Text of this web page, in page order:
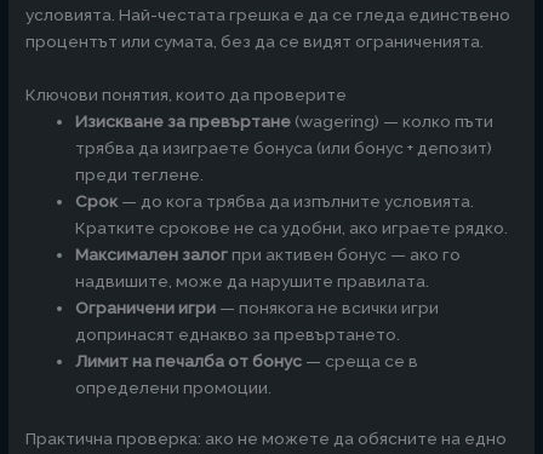
условията. Най-честата грешка е да се гледа единствено
процентът или сумата, без да се видят ограниченията.
Ключови понятия, които да проверите
Изискване за превъртане (wagering) — колко пъти
трябва да изиграете бонуса (или бонус + депозит)
преди теглене.
Срок — до кога трябва да изпълните условията.
Кратките срокове не са удобни, ако играете рядко.
Максимален залог при активен бонус — ако го
надвишите, може да нарушите правилата.
Ограничени игри — понякога не всички игри
допринасят еднакво за превъртането.
Лимит на печалба от бонус — среща се в
определени промоции.
Практична проверка: ако не можете да обясните на едно